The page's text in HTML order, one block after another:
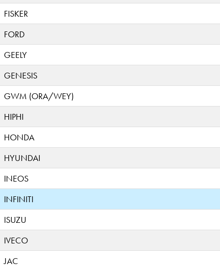
FISKER
FORD
GEELY
GENESIS
GWM (ORA/WEY)
HIPHI
HONDA
HYUNDAI
INEOS
INFINITI
ISUZU
IVECO
JAC